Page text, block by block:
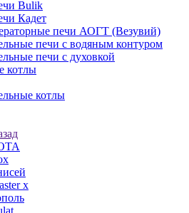
Bulik
Кадет
печи АОГТ (Везувий)
печи с водяным контуром
печи с духовкой
котлы
котлы
x